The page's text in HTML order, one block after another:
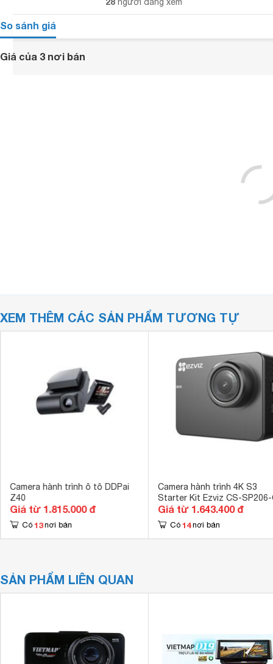
So sánh giá
Giá của 3 nơi bán
XEM THÊM CÁC SẢN PHẨM TƯƠNG TỰ
Camera hành trình ô tô DDPai
Z40
Giá từ 1.815.000 đ
Có 13 nơi bán
Camera hành trình 4K S3
Starter Kit Ezviz CS-
68WFBS
Giá từ 1.643.400 đ
Có 14 nơi bán
SẢN PHẨM LIÊN QUAN